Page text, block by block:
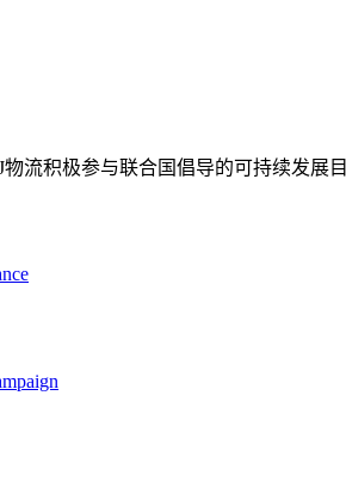
流积极参与联合国倡导的可持续发展目